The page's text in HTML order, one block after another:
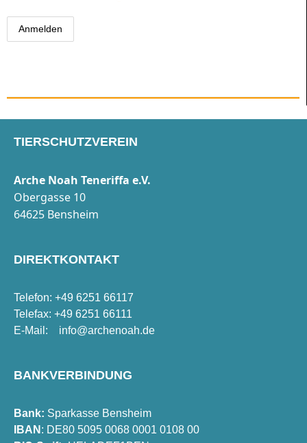
TIERSCHUTZVEREIN
Arche Noah Teneriffa e.V.
Obergasse 10
64625 Bensheim
DIREKTKONTAKT
Telefon: +49 6251 66117
Telefax: +49 6251 66111
E-Mail: info@archenoah.de
BANKVERBINDUNG
Bank: Sparkasse Bensheim
IBAN : DE80 5095 0068 0001 0108 00